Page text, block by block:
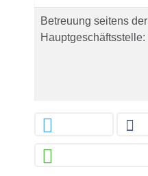
Betreuung seitens der
Hauptgeschäftsstelle: